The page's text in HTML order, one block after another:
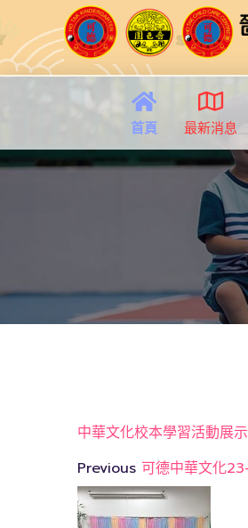
首頁 最新消息
中華文化校本學習活動展
Previous 可德中華文化